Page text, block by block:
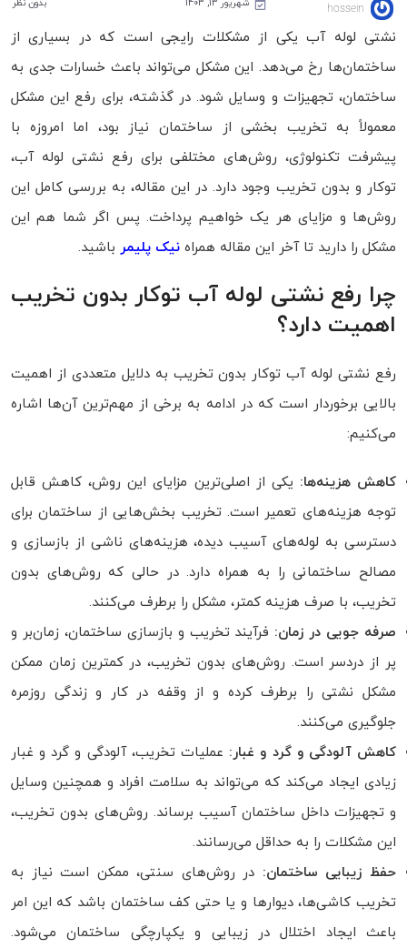
hossein شهریور 13, 1403 بدون نظر
نشتی لوله آب یکی از مشکلات رایجی است که در بسیاری از
ساختمان‌ها رخ می‌دهد. این مشکل می‌تواند باعث خسارات جدی به
ساختمان، تجهیزات و وسایل شود. در گذشته، برای رفع این مشکل
معمولاً به تخریب بخشی از ساختمان نیاز بود، اما امروزه با
پیشرفت تکنولوژی، روش‌های مختلفی برای رفع نشتی لوله آب،
توکار و بدون تخریب وجود دارد. در این مقاله، به بررسی کامل این
روش‌ها و مزایای هر یک خواهیم پرداخت. پس اگر شما هم این
مشکل را دارید تا آخر این مقاله همراه نیک پلیمر باشید.
چرا رفع نشتی لوله آب توکار بدون تخریب
اهمیت دارد؟
رفع نشتی لوله آب توکار بدون تخریب به دلایل متعددی از اهمیت
بالایی برخوردار است که در ادامه به برخی از مهم‌ترین آن‌ها اشاره
می‌کنیم:
کاهش هزینه‌ها: یکی از اصلی‌ترین مزایای این روش، کاهش قابل
توجه هزینه‌های تعمیر است. تخریب بخش‌هایی از ساختمان برای
دسترسی به لوله‌های آسیب دیده، هزینه‌های ناشی از بازسازی و
مصالح ساختمانی را به همراه دارد. در حالی که روش‌های بدون
تخریب، با صرف هزینه کمتر، مشکل را برطرف می‌کنند.
صرفه جویی در زمان: فرآیند تخریب و بازسازی ساختمان، زمان‌بر و
پر از دردسر است. روش‌های بدون تخریب، در کمترین زمان ممکن
مشکل نشتی را برطرف کرده و از وقفه در کار و زندگی روزمره
جلوگیری می‌کنند.
کاهش آلودگی و گرد و غبار: عملیات تخریب، آلودگی و گرد و غبار
زیادی ایجاد می‌کند که می‌تواند به سلامت افراد و همچنین وسایل
و تجهیزات داخل ساختمان آسیب برساند. روش‌های بدون تخریب،
این مشکلات را به حداقل می‌رسانند.
حفظ زیبایی ساختمان: در روش‌های سنتی، ممکن است نیاز به
تخریب کاشی‌ها، دیوارها و یا حتی کف ساختمان باشد که این امر
باعث ایجاد اختلال در زیبایی و یکپارچگی ساختمان می‌شود.